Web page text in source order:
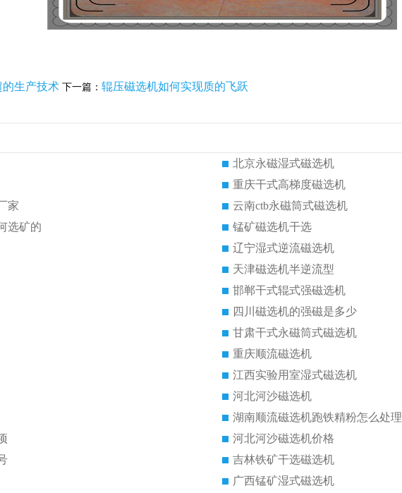
生产技术 下一篇： 辊压磁选机如何实现质的飞跃
北京永磁湿式磁选机
重庆干式高梯度磁选机
家
云南ctb永磁筒式磁选机
选矿的
锰矿磁选机干选
辽宁湿式逆流磁选机
天津磁选机半逆流型
邯郸干式辊式强磁选机
四川磁选机的强磁是多少
甘肃干式永磁筒式磁选机
重庆顺流磁选机
江西实验用室湿式磁选机
河北河沙磁选机
湖南顺流磁选机跑铁精粉怎么处理
河北河沙磁选机价格
吉林铁矿干选磁选机
广西锰矿湿式磁选机